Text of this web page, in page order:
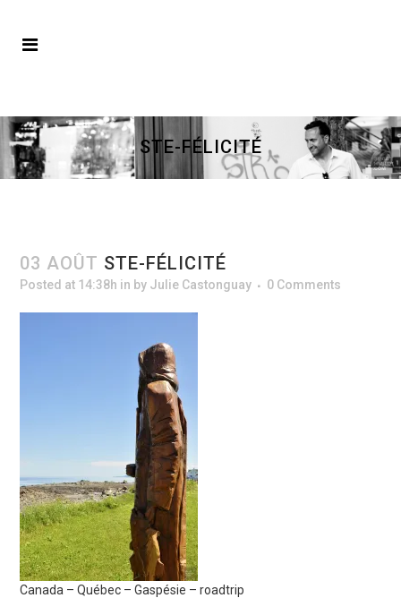
STE-FÉLICITÉ
03 AOÛT STE-FÉLICITÉ
Posted at 14:38h in by Julie Castonguay 0 Comments
Canada – Québec – Gaspésie – roadtrip